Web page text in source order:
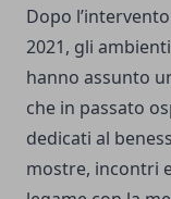
Dopo
2021, gli
hanno assunto
che in passato
dedicati al
mostre, incontri